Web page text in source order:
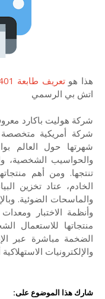
هذا هوتعريف طابعة HP Laserjet Pro M401
اتش بي الرسمي
شركة أمريكية
شهرتها حول العالم
والحواسيب الشخصية،
تنتجها. ومن أهم
الخادم، عتاد تخزين
والماسحات الضوئية.
وأنظمة الاختبار
منتجاتها للاستعمال
الضخمة مباشرة عبر
والإلكترونيات
شارك هذا الموضوع على: